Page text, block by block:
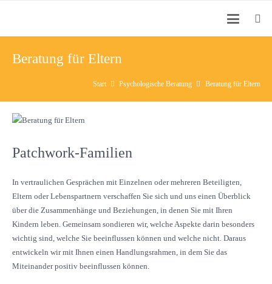
Beratung für Eltern
Start Psychologische Beratung Beratung für Eltern
Patchwork-Familien
In vertraulichen Gesprächen mit Einzelnen oder mehreren Beteiligten,
Eltern oder Lebenspartnern verschaffen Sie sich und uns einen Überblick
über die Zusammenhänge und Beziehungen, in denen Sie mit Ihren
Kindern leben. Gemeinsam sondieren wir, welche Aspekte darin besonders
wichtig sind, welche Sie beeinflussen können und welche nicht. Daraus
entwickeln wir mit Ihnen einen Handlungsrahmen, in dem Sie das
Miteinander positiv beeinflussen können.